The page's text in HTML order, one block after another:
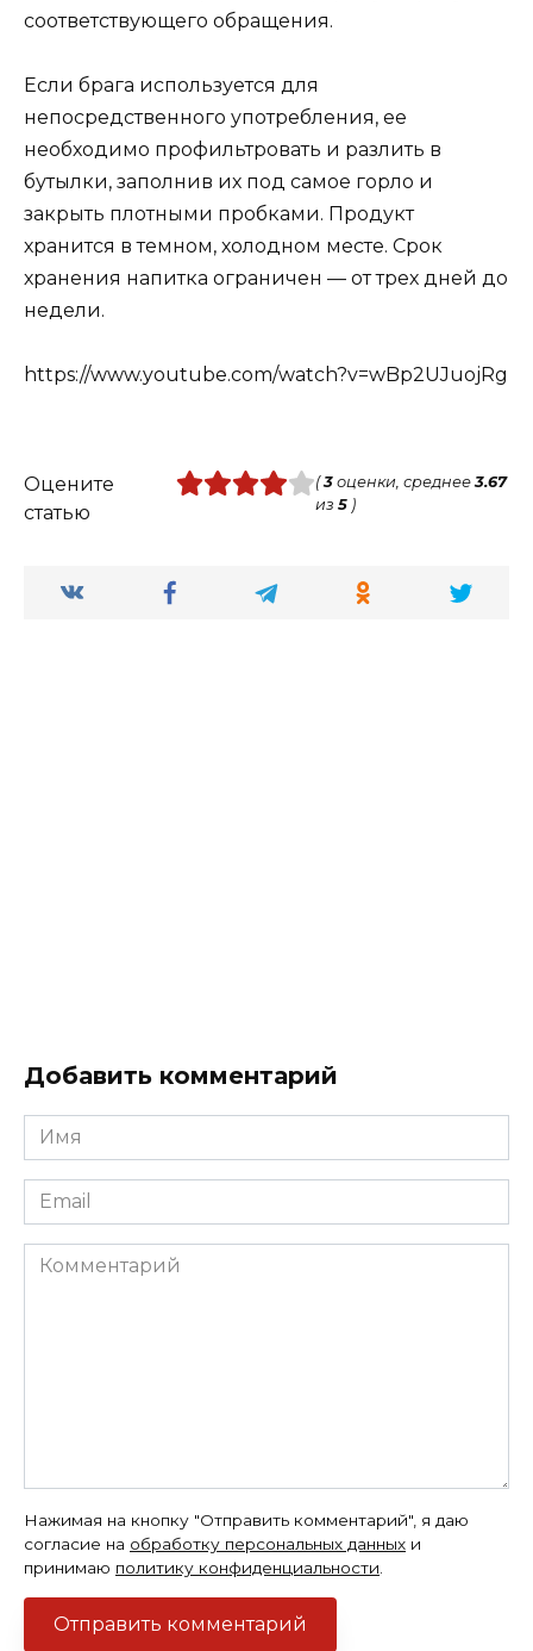
соответствующего обращения.
Если брага используется для
непосредственного употребления, ее
необходимо профильтровать и разлить в
бутылки, заполнив их под самое горло и
закрыть плотными пробками. Продукт
хранится в темном, холодном месте. Срок
хранения напитка ограничен — от трех дней до
недели.
https://www.youtube.com/watch?v=wBp2UJuojRg
Оцените
статью
(3оценки, среднее3.67
из 5)
Добавить комментарий
Имя
*
Email
*
Комментарий
Нажимая на кнопку "Отправить комментарий", я даю
согласие на обработку персональных данных и
принимаю политику конфиденциальности.